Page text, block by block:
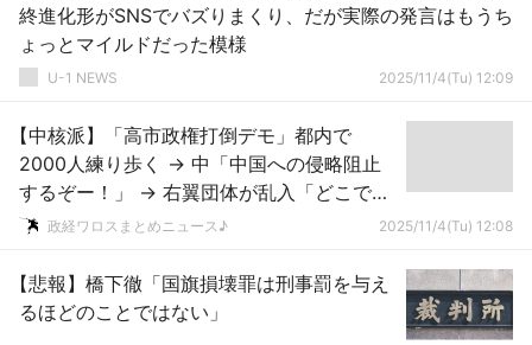
終進化形がSNSでバズりまくり、だが実際の発言はもうち
ょっとマイルドだった模様
U-1 NEWS 2025/11/4(Tu) 12:09
【中核派】「高市政権打倒デモ」都内で
2000人練り歩く → 中「中国への侵略阻止
するぞー！」 → 右翼団体が乱入「どこで中
国侵略戦争してるんじゃい？」ｗｗｗｗｗ
政経ワロスまとめニュース♪ 2025/11/4(Tu) 12:08
【悲報】橋下徹「国旗損壊罪は刑事罰を与え
るほどのことではない」